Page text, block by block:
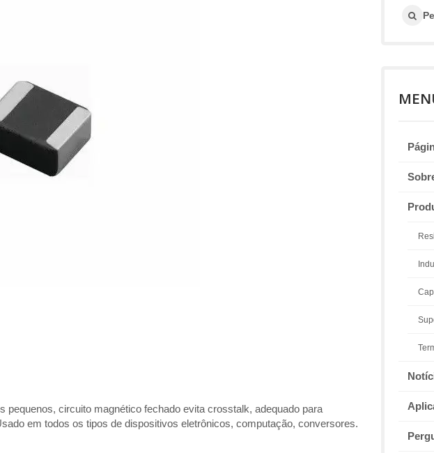
pequenos, circuito magnético fechado evita crosstalk, adequado para
em todos os tipos de dispositivos eletrônicos, computação, conversores.